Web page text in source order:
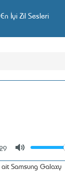
En İyi Zil Sesleri
Samsung Galaxy